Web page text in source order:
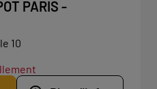
PARIS -
10